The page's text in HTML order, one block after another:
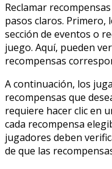
Reclamar
pasos claros. Primero,
sección de eventos o
juego. Aquí, pueden
recompensas
A continuación, los
recompensas que
requiere hacer clic en
cada recompensa
jugadores deben
de que las